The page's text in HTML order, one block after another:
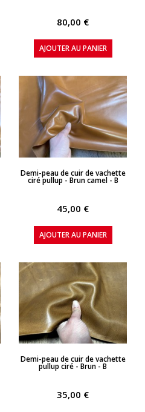
80,00 €
AJOUTER AU PANIER
APERÇU RAPIDE
Demi-peau de cuir de vachette
ciré pullup - Brun camel - B
45,00 €
AJOUTER AU PANIER
APERÇU RAPIDE
Demi-peau de cuir de vachette
pullup ciré - Brun - B
35,00 €